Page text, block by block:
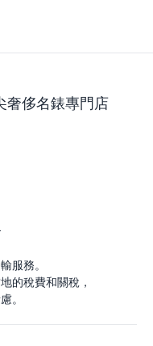
奢侈名錶專門店
服務。
的稅費和關稅，
。